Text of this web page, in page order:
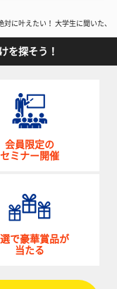
対に叶えたい！ 大学生に聞いた、
を探そう！
会員限定の
セミナー開催
で豪華賞品が
当たる